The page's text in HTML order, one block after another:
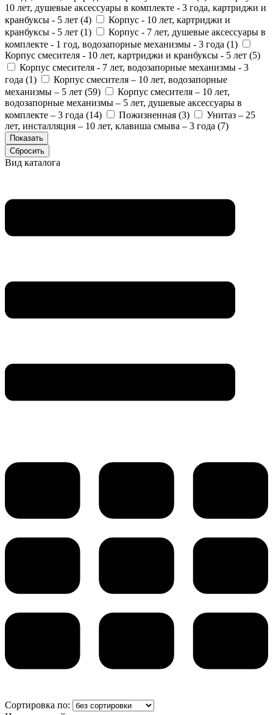
10 лет, душевые аксессуары в комплекте - 3 года, картриджи и
кранбуксы - 5 лет (4)
Корпус - 10 лет, картриджи и
кранбуксы - 5 лет (1)
Корпус - 7 лет, душевые аксессуары в
комплекте - 1 год, водозапорные механизмы - 3 года (1)
Корпус смесителя - 10 лет, картриджи и кранбуксы - 5 лет (5)
Корпус смесителя - 7 лет, водозапорные механизмы - 3
года (1)
Корпус смесителя – 10 лет, водозапорные
механизмы – 5 лет (59)
Корпус смесителя – 10 лет,
водозапорные механизмы – 5 лет, душевые аксессуары в
комплекте – 3 года (14) Пожизненная (3)
Унитаз – 25
лет, инсталляция – 10 лет, клавиша смыва – 3 года (7)
Вид каталога
Сортировка по: